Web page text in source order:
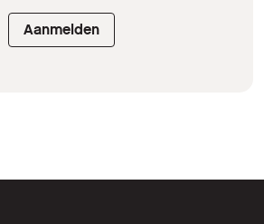
Aanmelden